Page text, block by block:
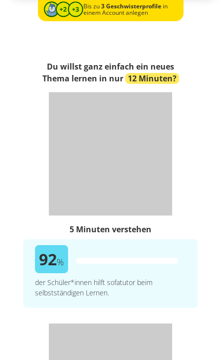
Bis zu3 Geschwisterprofilein
einem Account anlegen
Du willst ganz einfach ein neues
Thema lernen in nur 12 Minuten?
5 Minuten verstehen
92%
der Schüler*innen hilft sofatutor beim
selbstständigen Lernen.